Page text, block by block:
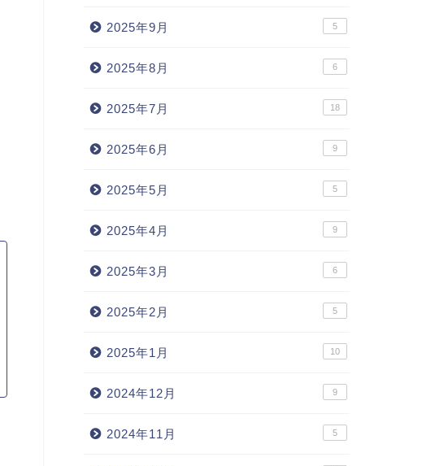
2025年9月 5
2025年8月 6
2025年7月 18
2025年6月 9
2025年5月 5
2025年4月 9
2025年3月 6
2025年2月 5
2025年1月 10
2024年12月 9
2024年11月 5